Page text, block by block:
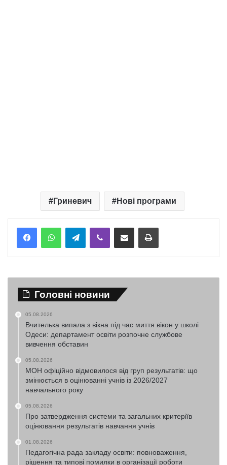
Гриневич Нові програми
TelegramViber Надіслати електронною поштоюНадрукувати
Головні новини
05.08.2026
Вчителька випала з вікна під час миття вікон у школі
Одеси: департамент освіти розпочне службове
вивчення обставин
05.08.2026
МОН офіційно відмовилося від груп результатів: що
змінюється в оцінюванні учнів із 2026/2027
навчального року
05.08.2026
Про затвердження системи та загальних критеріїв
оцінювання результатів навчання учнів
01.08.2026
Педагогічна рада закладу освіти: повноваження,
рішення та типові помилки в організації роботи